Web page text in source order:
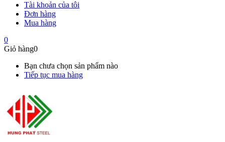
Tài khoản của tôi
Đơn hàng
Mua hàng
0
Giỏ hàng0
Bạn chưa chọn sản phẩm nào
Tiếp tục mua hàng